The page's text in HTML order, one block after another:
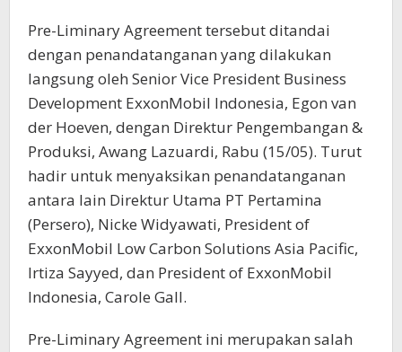
Pre-Liminary Agreement tersebut ditandai
dengan penandatanganan yang dilakukan
langsung oleh Senior Vice President Business
Development ExxonMobil Indonesia, Egon van
der Hoeven, dengan Direktur Pengembangan &
Produksi, Awang Lazuardi, Rabu (15/05). Turut
hadir untuk menyaksikan penandatanganan
antara lain Direktur Utama PT Pertamina
(Persero), Nicke Widyawati, President of
ExxonMobil Low Carbon Solutions Asia Pacific,
Irtiza Sayyed, dan President of ExxonMobil
Indonesia, Carole Gall.
Pre-Liminary Agreement ini merupakan salah